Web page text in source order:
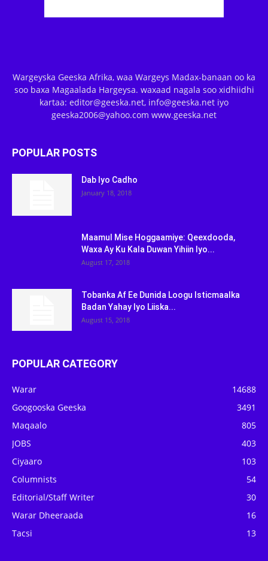
Wargeyska Geeska Afrika, waa Wargeys Madax-banaan oo ka
soo baxa Magaalada Hargeysa. waxaad nagala soo xidhiidhi
kartaa: editor@geeska.net, info@geeska.net iyo
geeska2006@yahoo.com www.geeska.net
POPULAR POSTS
Dab Iyo Cadho
January 18, 2018
Maamul Mise Hoggaamiye: Qeexdooda,
Waxa Ay Ku Kala Duwan Yihiin Iyo...
August 17, 2018
Tobanka Af Ee Dunida Loogu Isticmaalka
Badan Yahay Iyo Liiska...
August 15, 2018
POPULAR CATEGORY
Warar
14688
Googooska Geeska
3491
Maqaalo
805
JOBS
403
Ciyaaro
103
Columnists
54
Editorial/Staff Writer
30
Warar Dheeraada
16
Tacsi
13